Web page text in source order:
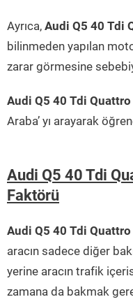
Ayrıca, Audi Q5 40 Tdi
bilinmeden yapılan
zarar görmesine
Audi Q5 40 Tdi Quattro
Araba’ yı arayarak
Audi Q5 40 Tdi
Faktörü
Audi Q5 40 Tdi Quattro
aracın sadece diğer
yerine aracın trafik
zamana da bakmak